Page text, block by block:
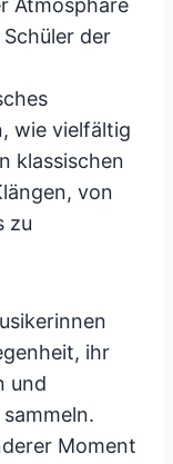
Atmosphäre
der
wie vielfältig
klassischen
von
zu
ihr
und
Moment